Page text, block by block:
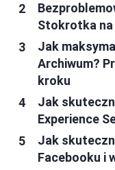
Stokrotka
Jak
Archiwum?
kroku
Jak
Experience
Jak
Facebooku i